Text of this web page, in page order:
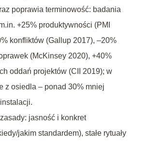
poprawia terminowość: badania
+25% produktywności (PMI
konfliktów (Gallup 2017), –20%
(McKinsey 2020), +40%
oddań projektów (CII 2019); w
z osiedla – ponad 30% mniej
jasność i konkret
jakim standardem), stałe rytuały